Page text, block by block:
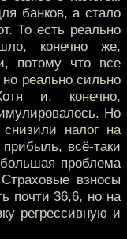
банков, а стало
То есть реально
конечно же,
потому что все
реально сильно
и, конечно,
Но
налог на
всё-таки
проблема
взносы
почти 36,6, но на
регрессивную и